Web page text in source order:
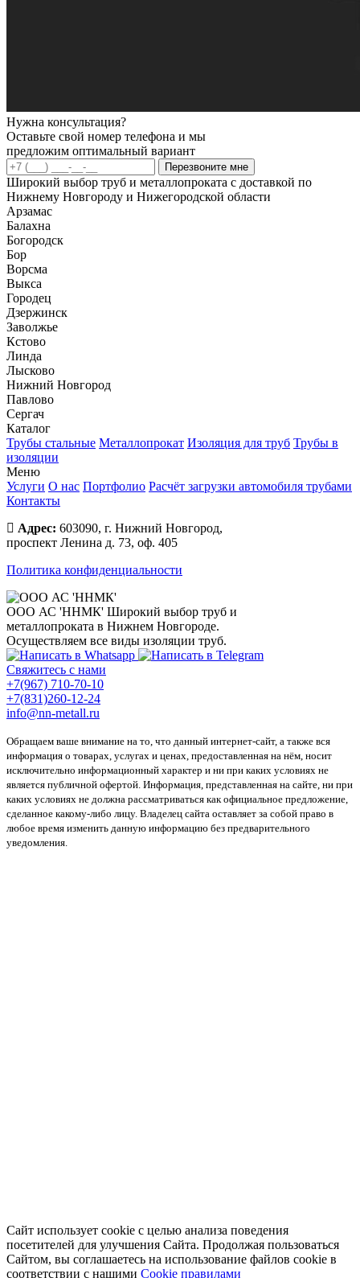
Нужна консультация?
Оставьте свой номер телефона и мы
предложим оптимальный вариант
Перезвоните мне
Широкий выбор труб и металлопроката с доставкой по
Нижнему Новгороду и Нижегородской области
Арзамас
Балахна
Богородск
Бор
Ворсма
Выкса
Городец
Дзержинск
Заволжье
Кстово
Линда
Лысково
Нижний Новгород
Павлово
Сергач
Каталог
Трубы стальные Металлопрокат Изоляция для труб Трубы в
изоляции
Меню
Услуги О нас Портфолио Расчёт загрузки автомобиля трубами
Контакты
Адрес: 603090, г. Нижний Новгород,
проспект Ленина д. 73, оф. 405
Политика конфиденциальности
ООО АС 'ННМК' Широкий выбор труб и
металлопроката в Нижнем Новгороде.
Осуществляем все виды изоляции труб.
Свяжитесь с нами
+7(967) 710-70-10
+7(831)260-12-24
info@nn-metall.ru
Обращаем ваше внимание на то, что данный интернет-сайт, а также вся
информация о товарах, услугах и ценах, предоставленная на нём, носит
исключительно информационный характер и ни при каких условиях не
является публичной офертой. Информация, представленная на сайте, ни при
каких условиях не должна рассматриваться как официальное предложение,
сделанное какому-либо лицу. Владелец сайта оставляет за собой право в
любое время изменить данную информацию без предварительного
уведомления.
Сайт использует cookie с целью анализа поведения
посетителей для улучшения Сайта. Продолжая пользоваться
Сайтом, вы соглашаетесь на использование файлов cookie в
соответствии с нашими Cookiе правилами